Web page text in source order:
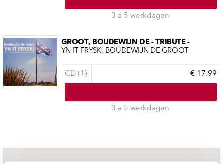
3 a 5 werkdagen
GROOT, BOUDEWIJN DE - TRIBUTE -
YN IT FRYSK! BOUDEWIJN DE GROOT
CD (1) € 17.99
3 a 5 werkdagen